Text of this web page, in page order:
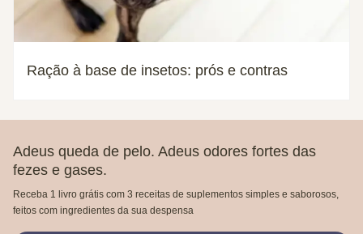
Ração à base de insetos: prós e contras
Adeus queda de pelo. Adeus odores fortes das
fezes e gases.
Receba 1 livro grátis com 3 receitas de suplementos simples e saborosos,
feitos com ingredientes da sua despensa